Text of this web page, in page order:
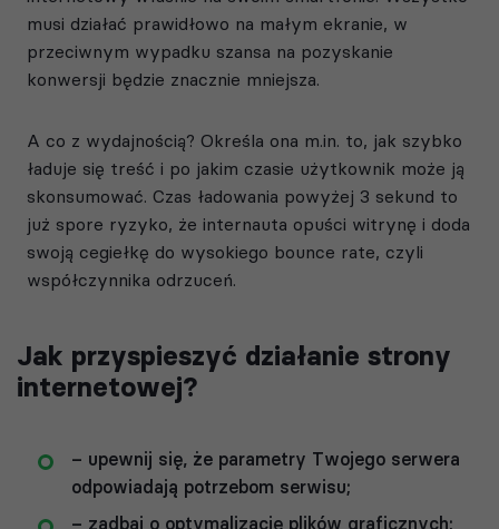
musi działać prawidłowo na małym ekranie, w
przeciwnym wypadku szansa na pozyskanie
konwersji będzie znacznie mniejsza.
A co z wydajnością? Określa ona m.in. to, jak szybko
ładuje się treść i po jakim czasie użytkownik może ją
skonsumować. Czas ładowania powyżej 3 sekund to
już spore ryzyko, że internauta opuści witrynę i doda
swoją cegiełkę do wysokiego bounce rate, czyli
współczynnika odrzuceń.
Jak przyspieszyć działanie strony
internetowej?
– upewnij się, że parametry Twojego serwera
odpowiadają potrzebom serwisu;
– zadbaj o optymalizację plików graficznych;